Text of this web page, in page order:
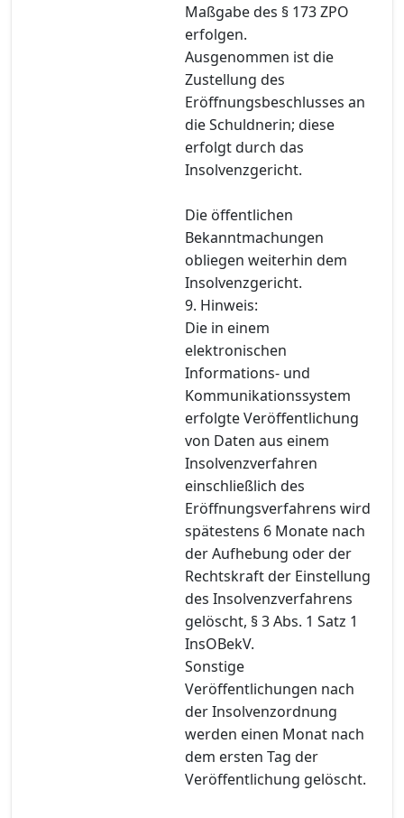
Maßgabe des § 173 ZPO
erfolgen.
Ausgenommen ist die
Zustellung des
Eröffnungsbeschlusses an
die Schuldnerin; diese
erfolgt durch das
Insolvenzgericht.
Die öffentlichen
Bekanntmachungen
obliegen weiterhin dem
Insolvenzgericht.
9. Hinweis:
Die in einem
elektronischen
Informations- und
Kommunikationssystem
erfolgte Veröffentlichung
von Daten aus einem
Insolvenzverfahren
einschließlich des
Eröffnungsverfahrens wird
spätestens 6 Monate nach
der Aufhebung oder der
Rechtskraft der Einstellung
des Insolvenzverfahrens
gelöscht, § 3 Abs. 1 Satz 1
InsOBekV.
Sonstige
Veröffentlichungen nach
der Insolvenzordnung
werden einen Monat nach
dem ersten Tag der
Veröffentlichung gelöscht.